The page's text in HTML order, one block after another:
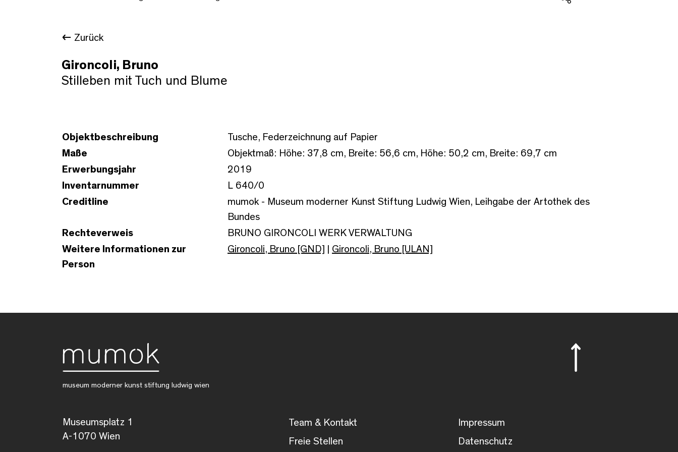
Zurück
Gironcoli, Bruno
Stilleben mit Tuch und Blume
Objektbeschreibung
Tusche, Federzeichnung auf Papier
Maße
Objektmaß: Höhe: 37,8 cm, Breite: 56,6 cm, Höhe: 50,2 cm, Breite: 69,7 cm
Erwerbungsjahr
2019
Inventarnummer
L 640/0
Creditline
mumok - Museum moderner Kunst Stiftung Ludwig Wien, Leihgabe der Artothek des
Bundes
Rechteverweis
BRUNO GIRONCOLI WERK VERWALTUNG
Weitere Informationen zur
Person
Gironcoli, Bruno [GND] Gironcoli, Bruno [ULAN]
museum moderner kunst stiftung ludwig wien
Museumsplatz 1
A-1070 Wien
Team & Kontakt
Freie Stellen
Impressum
Datenschutz